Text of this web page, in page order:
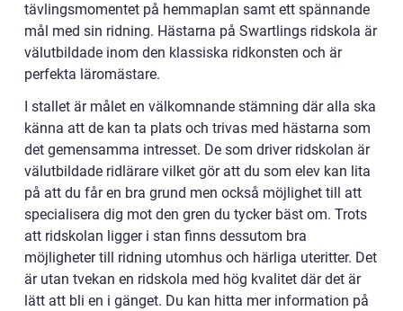
tävlingsmomentet på hemmaplan samt ett spännande
mål med sin ridning. Hästarna på Swartlings ridskola är
välutbildade inom den klassiska ridkonsten och är
perfekta läromästare.
I stallet är målet en välkomnande stämning där alla ska
känna att de kan ta plats och trivas med hästarna som
det gemensamma intresset. De som driver ridskolan är
välutbildade ridlärare vilket gör att du som elev kan lita
på att du får en bra grund men också möjlighet till att
specialisera dig mot den gren du tycker bäst om. Trots
att ridskolan ligger i stan finns dessutom bra
möjligheter till ridning utomhus och härliga uteritter. Det
är utan tvekan en ridskola med hög kvalitet där det är
lätt att bli en i gänget. Du kan hitta mer information på